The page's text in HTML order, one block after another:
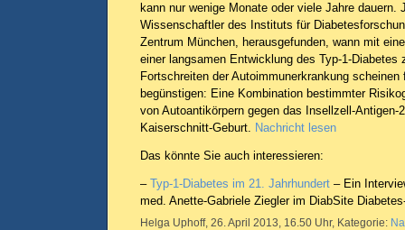
kann nur wenige Monate oder viele Jahre dauern.
Wissenschaftler des Instituts für
Zentrum München, herausgefunden, wann mit
einer langsamen Entwicklung des Typ-1-
Fortschreiten der Autoimmunerkrankung
begünstigen: Eine Kombination bestimmter
von Autoantikörpern gegen das Insellzell-Antigen-
Kaiserschnitt-Geburt. Nachricht lesen
Das könnte Sie auch interessieren:
– Typ-1-Diabetes im 21. Jahrhundert – Ein
med. Anette-Gabriele Ziegler im DiabSite
Helga Uphoff, 26. April 2013, 16.50 Uhr, Kategorie: